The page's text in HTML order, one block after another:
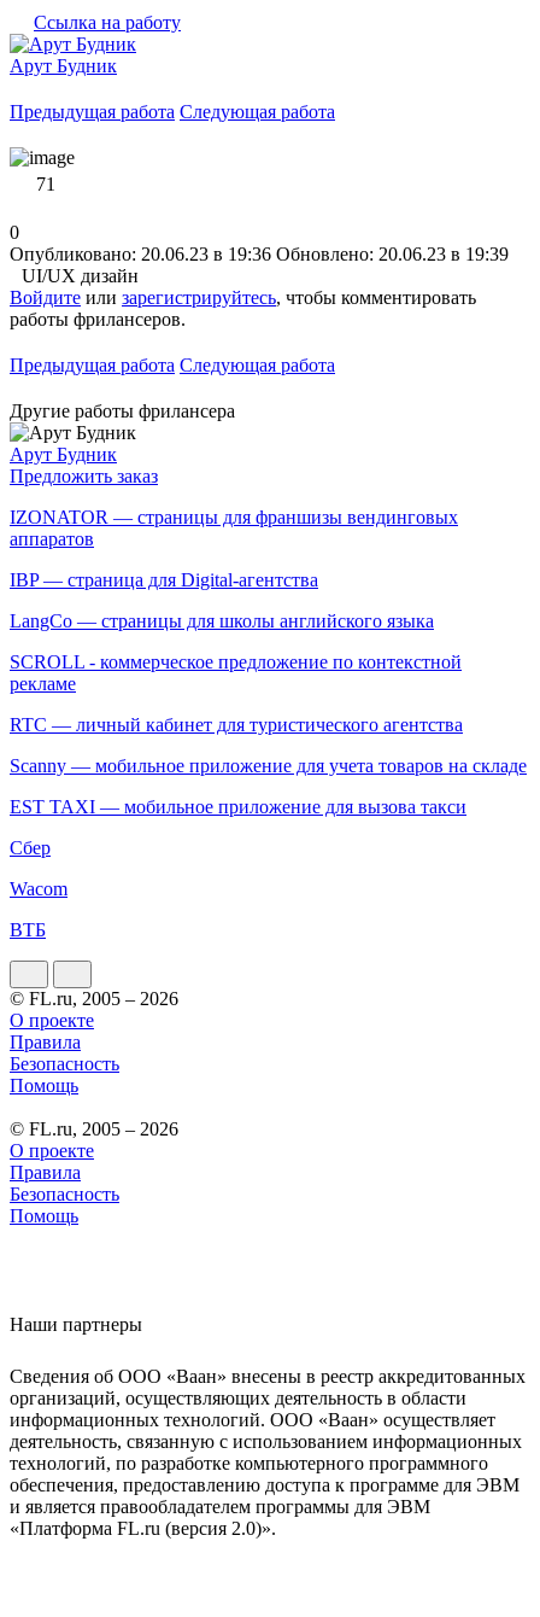
Ссылка на работу
Арут Будник
Предыдущая работа Следующая работа
71
0
Опубликовано: 20.06.23 в 19:36 Обновлено: 20.06.23 в 19:39
UI/UX дизайн
Войдите или зарегистрируйтесь, чтобы комментировать
работы фрилансеров.
Предыдущая работа Следующая работа
Другие работы фрилансера
Арут Будник
Предложить заказ
IZONATOR — страницы для франшизы вендинговых
аппаратов
IBP — страница для Digital-агентства
LangCo — страницы для школы английского языка
SCROLL - коммерческое предложение по контекстной
рекламе
RTC — личный кабинет для туристического агентства
Scanny — мобильное приложение для учета товаров на складе
EST TAXI — мобильное приложение для вызова такси
Сбер
Wacom
ВТБ
© FL.ru, 2005 – 2026
О проекте
Правила
Безопасность
Помощь
© FL.ru, 2005 – 2026
О проекте
Правила
Безопасность
Помощь
Наши партнеры
Сведения об ООО «Ваан» внесены в реестр аккредитованных
организаций, осуществляющих деятельность в области
информационных технологий. ООО «Ваан» осуществляет
деятельность, связанную с использованием информационных
технологий, по разработке компьютерного программного
обеспечения, предоставлению доступа к программе для ЭВМ
и является правообладателем программы для ЭВМ
«Платформа FL.ru (версия 2.0)».